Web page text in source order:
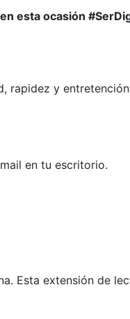
esta ocasión
y
en tu escritorio.
Esta extensión de